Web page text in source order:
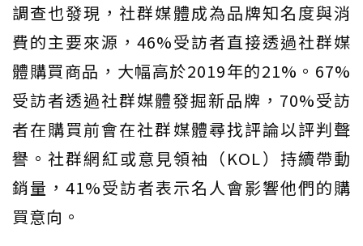
調查也發現，社群媒體成為品牌知名度與消
費的主要來源，46%受訪者直接透過社群媒
體購買商品，大幅高於2019年的21%。67%
受訪者透過社群媒體發掘新品牌，70%受訪
者在購買前會在社群媒體尋找評論以評判聲
譽。社群網紅或意見領袖（KOL）持續帶動
銷量，41%受訪者表示名人會影響他們的購
買意向。